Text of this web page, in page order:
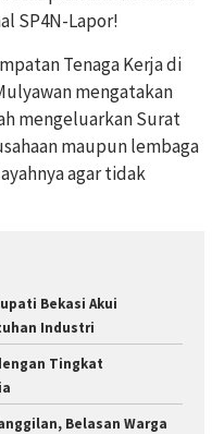
SP4N-Lapor!
Tenaga Kerja di
mengatakan
mengeluarkan Surat
maupun lembaga
agar tidak
Bekasi Akui
Industri
Tingkat
Belasan Warga